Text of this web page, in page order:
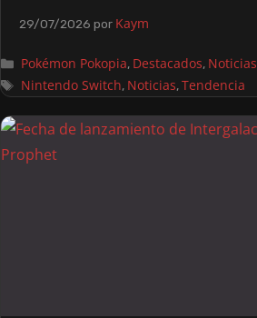
29/07/2026 por Kaym
Pokémon Pokopia, Destacados, Noticias
Nintendo Switch, Noticias,Tendencia